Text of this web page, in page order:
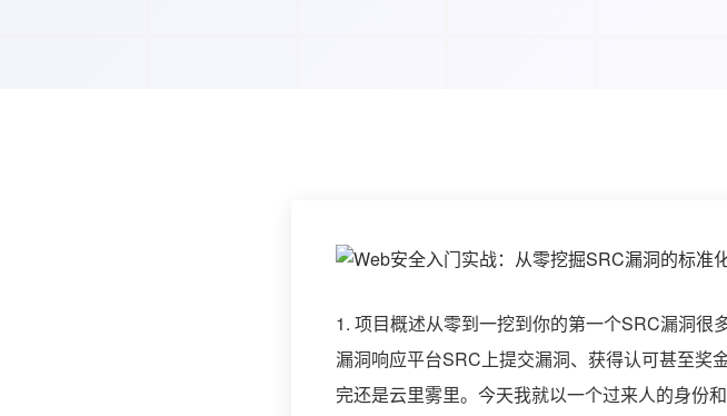
1. 项目概述从零到一挖到你的第一个SRC漏洞很
漏洞响应平台SRC上提交漏洞、获得认可甚至奖
完还是云里雾里。今天我就以一个过来人的身份